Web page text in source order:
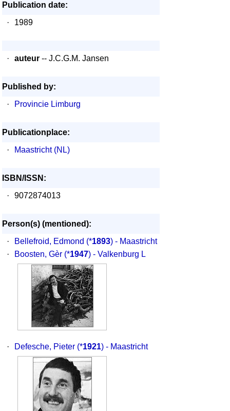
Publication date:
·
1989
· auteur -- J.C.G.M. Jansen
Published by:
·
Provincie Limburg
Publicationplace:
·
Maastricht (NL)
ISBN/ISSN:
·
9072874013
Person(s) (mentioned):
·
Bellefroid, Edmond (*1893) - Maastricht
·
Boosten, Gèr (*1947) - Valkenburg L
· Defesche, Pieter (*1921) - Maastricht